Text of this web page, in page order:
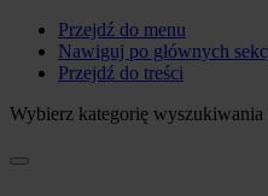
Przejdź do menu
Nawiguj po głównych
Przejdź do treści
Wybierz kategorię wyszukiwania